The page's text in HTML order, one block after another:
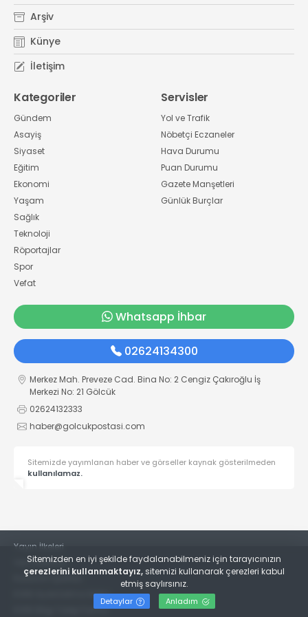
Arşiv
Künye
İletişim
Kategoriler
Gündem
Asayiş
Siyaset
Eğitim
Ekonomi
Yaşam
Sağlık
Teknoloji
Röportajlar
Spor
Vefat
Servisler
Yol ve Trafik
Nöbetçi Eczaneler
Hava Durumu
Puan Durumu
Gazete Manşetleri
Günlük Burçlar
Whatsapp İhbar
02624134300
Merkez Mah. Preveze Cad. Bina No: 2 Cengiz Çakıroğlu İş
Merkezi No: 21 Gölcük
02624132333
haber@golcukpostasi.com
Sitemizde yayımlanan haber ve görseller kaynak gösterilmeden
kullanılamaz.
Yayın İlkeleri
Veri Politikası
Kullanım Şartları
KVKK Aydınlatma Metni
KVKK Bilgi Talep Formu
Sitemizden en iyi şekilde faydalanabilmeniz için tarayıcınızın
çerezlerini kullanmaktayız, sitemizi kullanarak çerezleri kabul
etmiş saylırsınız.
Detaylar Anladım